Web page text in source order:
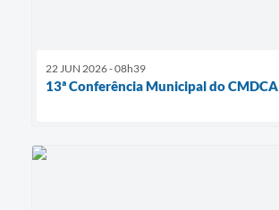
22 JUN 2026 - 08h39
13ª Conferência Municipal do CMDCA